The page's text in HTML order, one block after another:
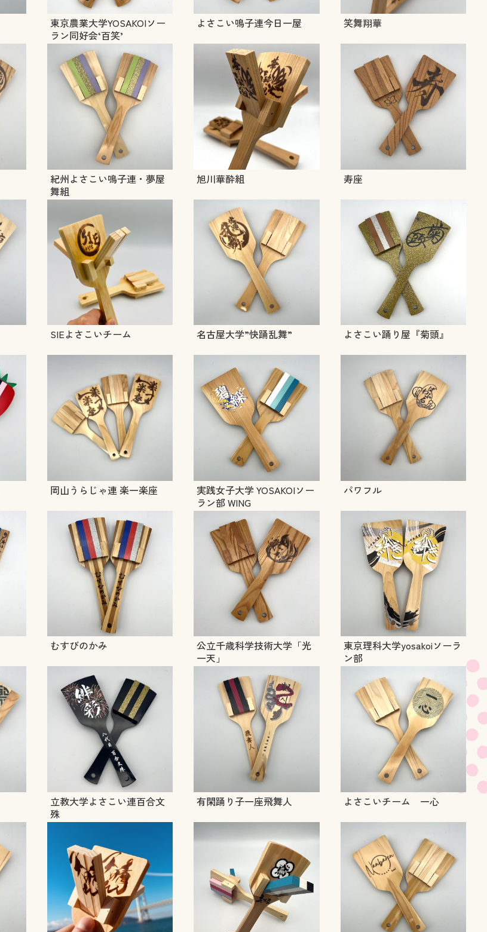
東京農業大学YOSAKOIソー
ラン同好会‘百笑’
よさこい鳴子連今日一屋 笑舞翔華
紀州よさこい鳴子連・夢屋
舞組
旭川華酔組 寿座
SIEよさこいチーム 名古屋大学”快踊乱舞” よさこい踊り屋『菊頭』
岡山うらじゃ連 楽一楽座
実践女子大学 YOSAKOIソー
ラン部 WING
パワフル
むすびのかみ
公立千歳科学技術大学「光
一天」
東京理科大学yosakoiソーラ
ン部
立教大学よさこい連百合文
殊
有閑踊り子一座飛舞人 よさこいチーム 一心